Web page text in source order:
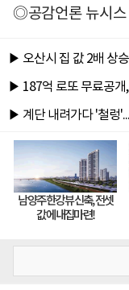
◎공감언론 뉴시스